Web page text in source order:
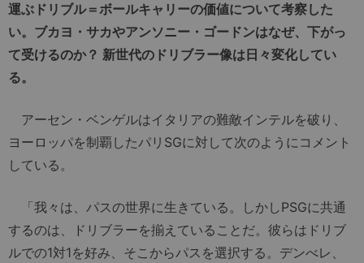
運ぶドリブル＝ボールキャリーの価値について考察した
い。ブカヨ・サカやアンソニー・ゴードンはなぜ、下がっ
て受けるのか？ 新世代のドリブラー像は日々変化してい
る。
アーセン・ベンゲルはイタリアの難敵インテルを破り、
ヨーロッパを制覇したパリSGに対して次のようにコメント
している。
「我々は、パスの世界に生きている。しかしPSGに共通
するのは、ドリブラーを揃えていることだ。彼らはドリブ
ルでの1対1を好み、そこからパスを選択する。デンべレ、